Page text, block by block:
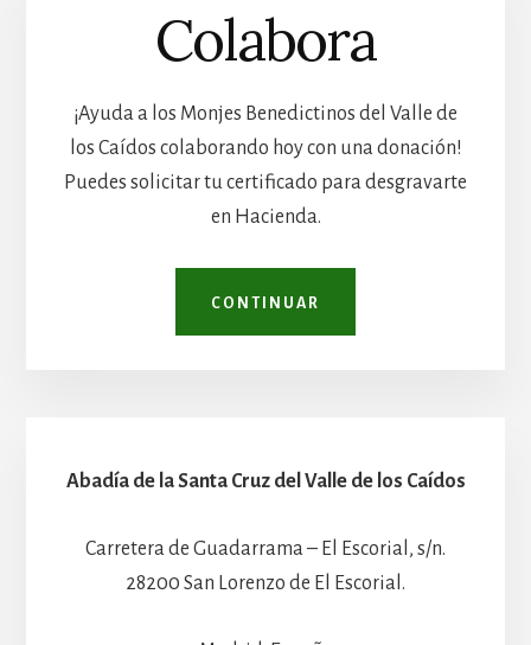
Colabora
¡Ayuda a los Monjes Benedictinos del Valle de
los Caídos colaborando hoy con una donación!
Puedes solicitar tu certificado para desgravarte
en Hacienda.
CONTINUAR
Abadía de la Santa Cruz del Valle de los Caídos
Carretera de Guadarrama – El Escorial, s/n.
28200 San Lorenzo de El Escorial.